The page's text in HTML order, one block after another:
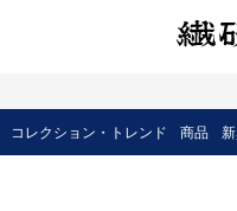
コレクション・トレンド 商品